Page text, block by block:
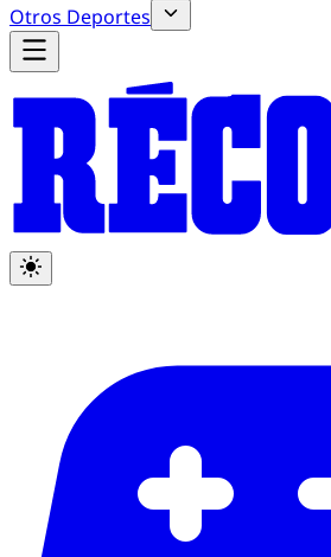
Otros Deportes